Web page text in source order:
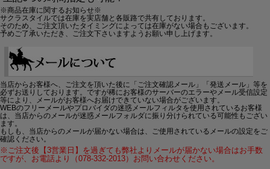
※商品在庫に関するお知らせ※
サクラスタイルでは在庫を実店舗と各販路で共有しております。
そのため、ご注文頂いたタイミングによっては在庫がない場合もございます。
予めご了承いただき、ご注文下さいますようお願い申し上げます。
当店からお客様へ、ご注文を頂いた後に「ご注文確認メール」「発送メール」等を
必ずお送りしております。ですが稀にお客様のサーバーのエラーやメール受信設定
等により、メールがお客様へお届けできていない場合がございます。
WEBのフリーメールやプロバイダの迷惑メールフィルタを使用されているお客様
は、当店からのメールが迷惑メールフォルダに振り分けられている可能性もござい
ます。
もしも、当店からのメールが届かない場合は、ご使用されているメールの設定をご
確認ください。
※ご注文後【3営業日】を過ぎても弊社よりメールが届かない場合はお手数
ですが、お電話より（078-332-2013）お問い合わせください。